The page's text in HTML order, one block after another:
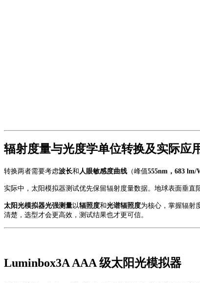
辐射度量与光度学单位转换及实际应
转换两者需要考虑波长和 人眼敏感度曲线 （峰值555nm，683 lm/
实际中，太阳模拟器测试优先保留辐射度量数据。地球表面垂直
太阳光模拟器光强测量以辐照度和光谱辐照度为核心，掌握辐射
清楚，选型才会更高效，测试结果也才更可信。
Luminbox3A AAA 级太阳光模拟器